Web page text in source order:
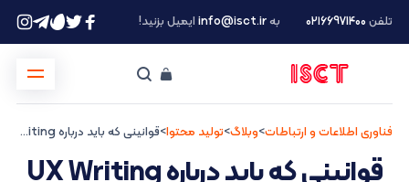
تلفن ۰۲۱66971400 بهinfo@isct.irایمیل بزنید!
فناوری اطلاعات و ارتباطات>وبلاگ>تولید محتوا> قوانینی که باید درباره UX Writing بدانید
قوانینی که باید درباره UX Writing